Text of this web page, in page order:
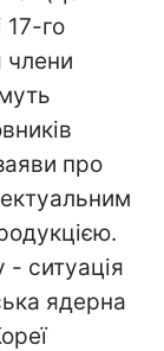
17-го
члени
про
- ситуація
ядерна